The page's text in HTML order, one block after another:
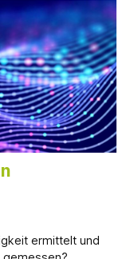
ermittelt und